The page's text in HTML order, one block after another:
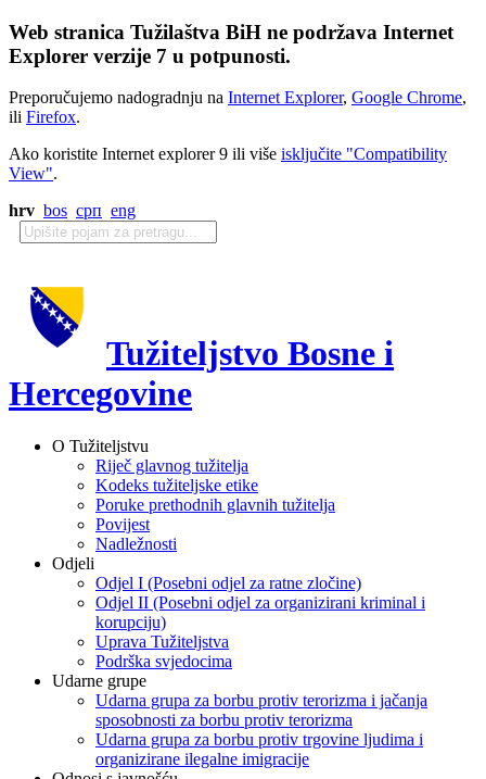
Web stranica Tužilaštva BiH ne podržava Internet
Explorer verzije 7 u potpunosti.
Preporučujemo nadogradnju na Internet Explorer, Google Chrome,
ili Firefox.
Ako koristite Internet explorer 9 ili više isključite "Compatibility
View".
hrv bos срп eng
Tužiteljstvo Bosne i
Hercegovine
O Tužiteljstvu
Riječ glavnog tužitelja
Kodeks tužiteljske etike
Poruke prethodnih glavnih tužitelja
Povijest
Nadležnosti
Odjeli
Odjel I (Posebni odjel za ratne zločine)
Odjel II (Posebni odjel za organizirani kriminal i
korupciju)
Uprava Tužiteljstva
Podrška svjedocima
Udarne grupe
Udarna grupa za borbu protiv terorizma i jačanja
sposobnosti za borbu protiv terorizma
Udarna grupa za borbu protiv trgovine ljudima i
organizirane ilegalne imigracije